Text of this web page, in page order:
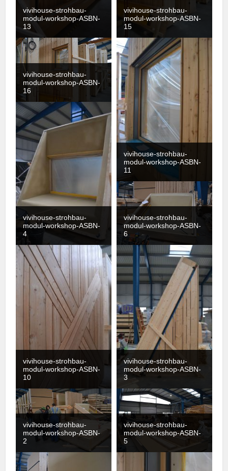
vivihouse-strohbau-
modul-workshop-ASBN-
13
vivihouse-strohbau-
modul-workshop-ASBN-
15
vivihouse-strohbau-
modul-workshop-ASBN-
16
vivihouse-strohbau-
modul-workshop-ASBN-
11
vivihouse-strohbau-
modul-workshop-ASBN-
4
vivihouse-strohbau-
modul-workshop-ASBN-
6
vivihouse-strohbau-
modul-workshop-ASBN-
10
vivihouse-strohbau-
modul-workshop-ASBN-
3
vivihouse-strohbau-
modul-workshop-ASBN-
2
vivihouse-strohbau-
modul-workshop-ASBN-
5